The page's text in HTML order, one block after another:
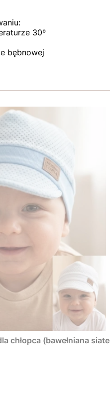
30º
bębnowej
chłopca (bawełniana